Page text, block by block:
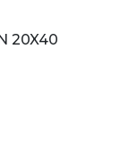
20X40